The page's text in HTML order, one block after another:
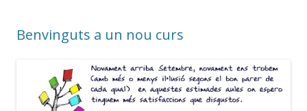
Benvinguts a un nou curs